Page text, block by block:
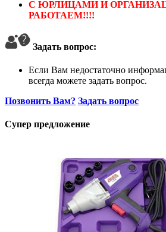
С ЮРЛИЦАМИ И
РАБОТАЕМ!!!!
Задать вопрос:
Если Вам недостаточно
всегда можете задать вопрос.
Позвонить Вам? Задать вопрос
Супер предложение